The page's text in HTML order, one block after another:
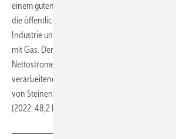
einem guten Teil durch den Fokus auf
die öffentliche Nettostromerzeugung, bei der die
Industrie und Gewerbe außen vor bleibt. Diese
mit Gas. Der Anteil der Erneuerbaren Energien
Nettostromerzeugung einschließlich der
verarbeitenden Gewerbe sowie im Bergbau und
von Steinen und Erden“ liegt laut Fraunhofer ISE
(2022: 48,2 Prozent). (nw)